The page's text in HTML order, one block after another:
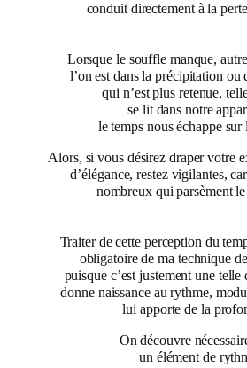
conduit directement à la
Lorsque le souffle manque,
l’on est dans la précipitation ou
qui n’est plus retenue,
se lit dans notre
le temps nous échappe sur
Alors, si vous désirez draper votre
d’élégance, restez vigilantes,
nombreux qui parsèment
Traiter de cette perception du
obligatoire de ma technique
puisque c’est justement une
donne naissance au rythme,
lui apporte de la
On découvre
un élément de